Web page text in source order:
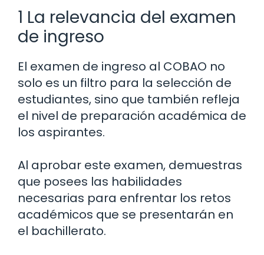
1 La relevancia del examen
de ingreso
El examen de ingreso al COBAO no
solo es un filtro para la selección de
estudiantes, sino que también refleja
el nivel de preparación académica de
los aspirantes.
Al aprobar este examen, demuestras
que posees las habilidades
necesarias para enfrentar los retos
académicos que se presentarán en
el bachillerato.